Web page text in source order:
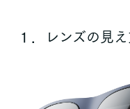
１．レンズの見